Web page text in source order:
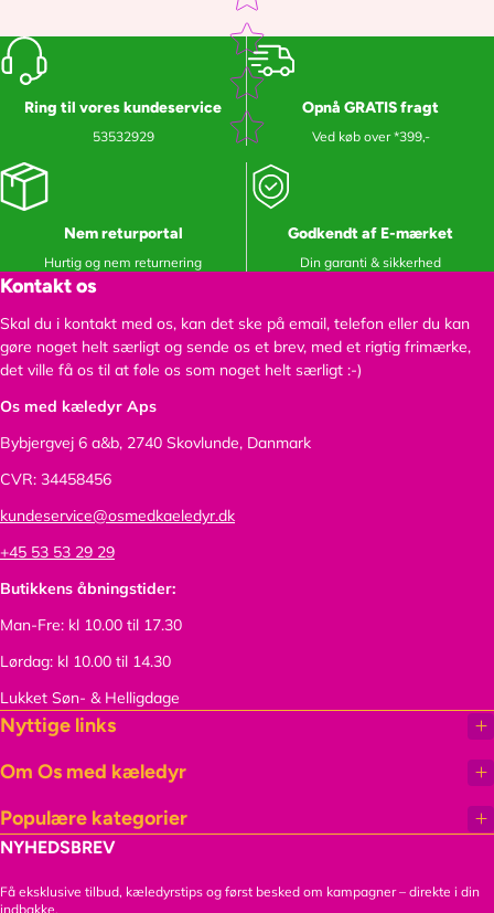
Ring til vores kundeservice
53532929
Opnå GRATIS fragt
Ved køb over *399,-
Nem returportal
Hurtig og nem returnering
Godkendt af E-mærket
Din garanti & sikkerhed
Kontakt os
Skal du i kontakt med os, kan det ske på email, telefon eller du kan
gøre noget helt særligt og sende os et brev, med et rigtig frimærke,
det ville få os til at føle os som noget helt særligt :-)
Os med kæledyr Aps
Bybjergvej 6 a&b, 2740 Skovlunde, Danmark
CVR: 34458456
kundeservice@osmedkaeledyr.dk
+45 53 53 29 29
Butikkens åbningstider:
Man-Fre: kl 10.00 til 17.30
Lørdag: kl 10.00 til 14.30
Lukket Søn- & Helligdage
Nyttige links
Om Os med kæledyr
Populære kategorier
NYHEDSBREV
Få eksklusive tilbud, kæledyrstips og først besked om kampagner – direkte i din
indbakke.